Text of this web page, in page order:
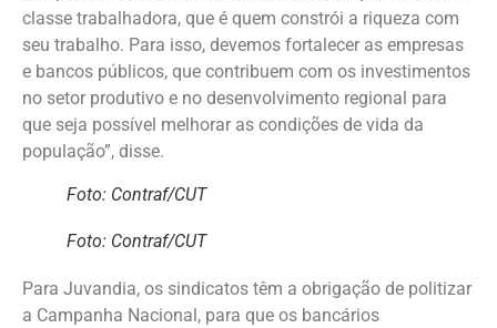
classe trabalhadora, que é quem constrói a riqueza com
seu trabalho. Para isso, devemos fortalecer as empresas
e bancos públicos, que contribuem com os investimentos
no setor produtivo e no desenvolvimento regional para
que seja possível melhorar as condições de vida da
população”, disse.
Foto: Contraf/CUT
Foto: Contraf/CUT
Para Juvandia, os sindicatos têm a obrigação de politizar
a Campanha Nacional, para que os bancários